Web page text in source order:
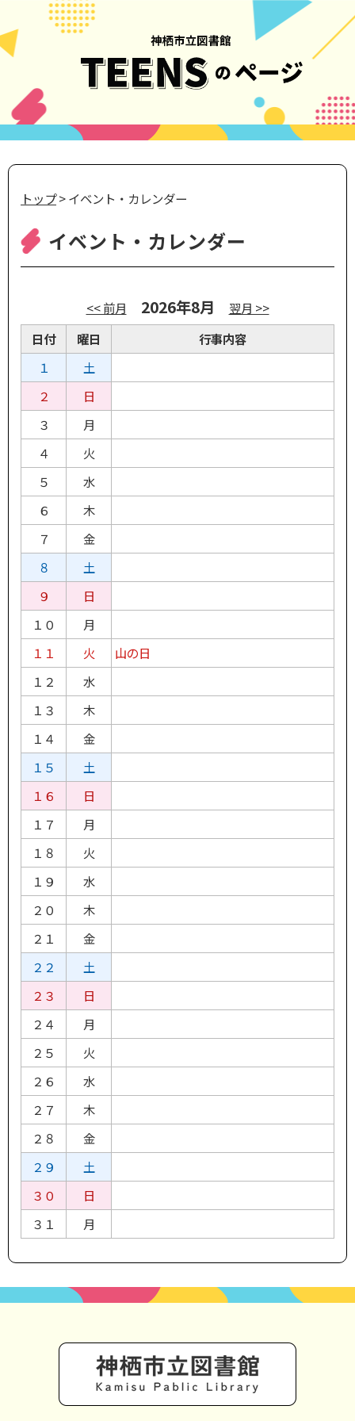
トップ> イベント・カレンダー
イベント・カレンダー
<< 前月 2026年8月
翌月 >>
日付
曜日
行事内容
１
土
２
日
３
月
４
火
５
水
６
木
７
金
８
土
９
日
１０
月
１１
火
山の日
１２
水
１３
木
１４
金
１５
土
１６
日
１７
月
１８
火
１９
水
２０
木
２１
金
２２
土
２３
日
２４
月
２５
火
２６
水
２７
木
２８
金
２９
土
３０
日
３１
月